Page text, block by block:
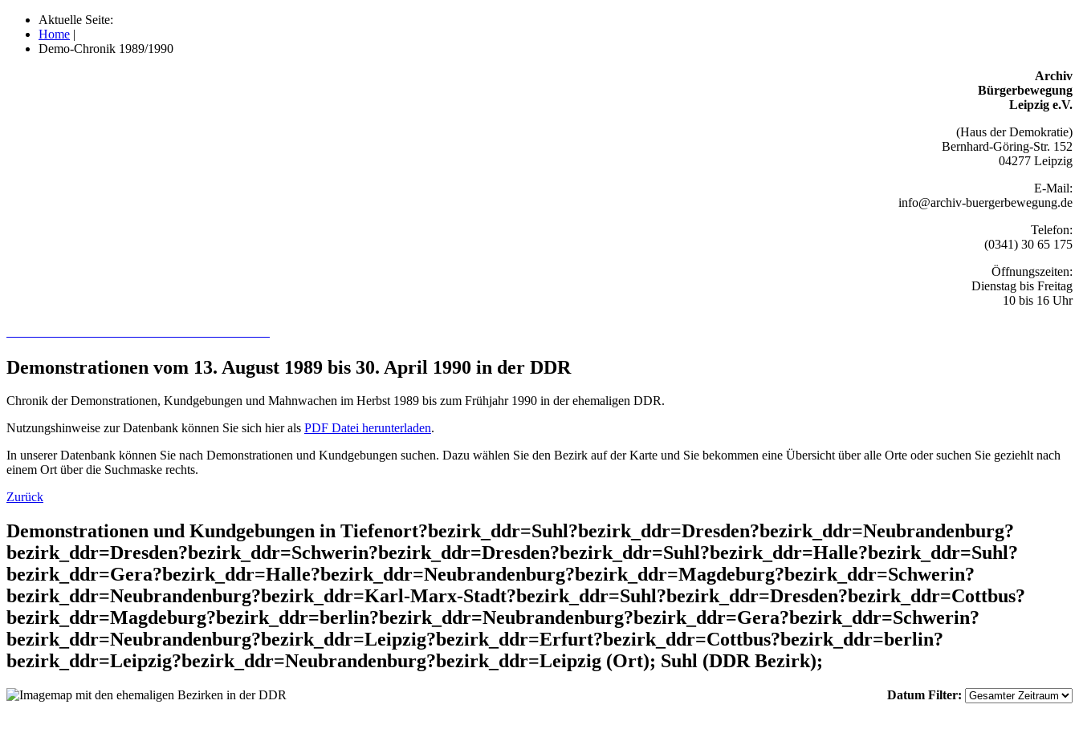
Aktuelle Seite:
Home |
Demo-Chronik 1989/1990
Archiv
Bürgerbewegung
Leipzig e.V.
(Haus der Demokratie)
Bernhard-Göring-Str. 152
04277 Leipzig
E-Mail:
info@archiv-buergerbewegung.de
Telefon:
(0341) 30 65 175
Öffnungszeiten:
Dienstag bis Freitag
10 bis 16 Uhr
Demonstrationen vom 13. August 1989 bis 30. April 1990 in der DDR
Chronik der Demonstrationen, Kundgebungen und Mahnwachen im Herbst 1989 bis zum Frühjahr 1990 in der ehemaligen DDR.
Nutzungshinweise zur Datenbank können Sie sich hier als PDF Datei herunterladen.
In unserer Datenbank können Sie nach Demonstrationen und Kundgebungen suchen. Dazu wählen Sie den Bezirk auf der Karte und Sie bekommen eine Übersicht über alle Orte oder suchen Sie geziehlt nach
einem Ort über die Suchmaske rechts.
Zurück
Demonstrationen und Kundgebungen in Tiefenort?bezirk_ddr=Suhl?bezirk_ddr=Dresden?bezirk_ddr=Neubrandenburg?
bezirk_ddr=Dresden?bezirk_ddr=Schwerin?bezirk_ddr=Dresden?bezirk_ddr=Suhl?bezirk_ddr=Halle?bezirk_ddr=Suhl?
bezirk_ddr=Gera?bezirk_ddr=Halle?bezirk_ddr=Neubrandenburg?bezirk_ddr=Magdeburg?bezirk_ddr=Schwerin?
bezirk_ddr=Neubrandenburg?bezirk_ddr=Karl-Marx-Stadt?bezirk_ddr=Suhl?bezirk_ddr=Dresden?bezirk_ddr=Cottbus?
bezirk_ddr=Magdeburg?bezirk_ddr=berlin?bezirk_ddr=Neubrandenburg?bezirk_ddr=Gera?bezirk_ddr=Schwerin?
bezirk_ddr=Neubrandenburg?bezirk_ddr=Leipzig?bezirk_ddr=Erfurt?bezirk_ddr=Cottbus?bezirk_ddr=berlin?
bezirk_ddr=Leipzig?bezirk_ddr=Neubrandenburg?bezirk_ddr=Leipzig (Ort); Suhl (DDR Bezirk);
Datum Filter: